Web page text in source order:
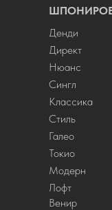
Денди
Директ
Нюанс
Сингл
Классика
Стиль
Галео
Токио
Модерн
Лофт
Венир